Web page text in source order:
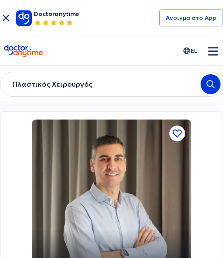
Doctoranytime
Άνοιγμα στο App
doctoranytime EL
Πλαστικός Χειρουργός